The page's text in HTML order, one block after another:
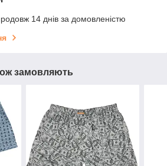
14 днів за домовленістю
замовляють